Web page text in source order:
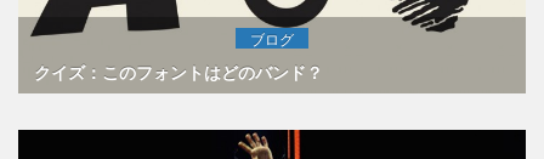
ブログ
クイズ：このフォントはどのバンド？